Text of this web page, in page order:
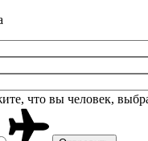
что вы человек,